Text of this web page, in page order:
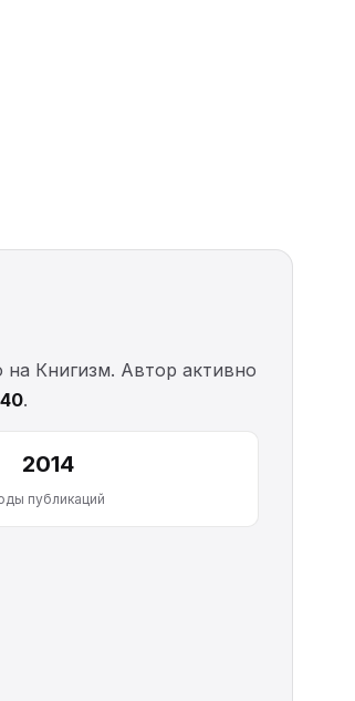
Книгизм. Автор активно
40.
2014
публикаций